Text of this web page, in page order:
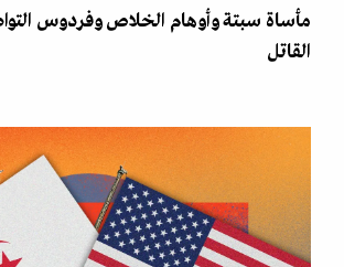
مأساة سبتة وأوهام الخلاص وفردوس
القاتل